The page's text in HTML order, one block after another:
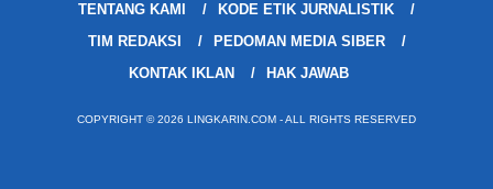
TENTANG KAMI
KODE ETIK JURNALISTIK
TIM REDAKSI
PEDOMAN MEDIA SIBER
KONTAK IKLAN
HAK JAWAB
COPYRIGHT © 2026 LINGKARIN.COM - ALL RIGHTS RESERVED